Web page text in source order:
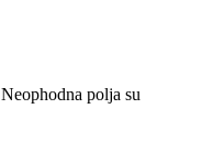
Neophodna polja su